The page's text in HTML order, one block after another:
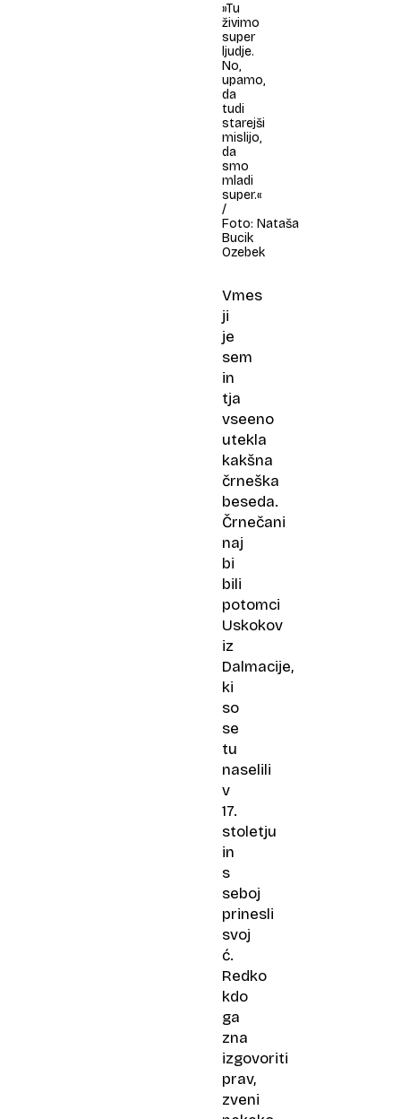
»Tu
živimo
super
ljudje.
No,
upamo,
da
tudi
starejši
mislijo,
da
smo
mladi
super.«
/
Foto: Nataša
Bucik
Ozebek
Vmes
ji
je
sem
in
tja
vseeno
utekla
kakšna
črneška
beseda.
Črnečani
naj
bi
bili
potomci
Uskokov
iz
Dalmacije,
ki
so
se
tu
naselili
v
17.
stoletju
in
s
seboj
prinesli
svoj
ć.
Redko
kdo
ga
zna
izgovoriti
prav,
zveni